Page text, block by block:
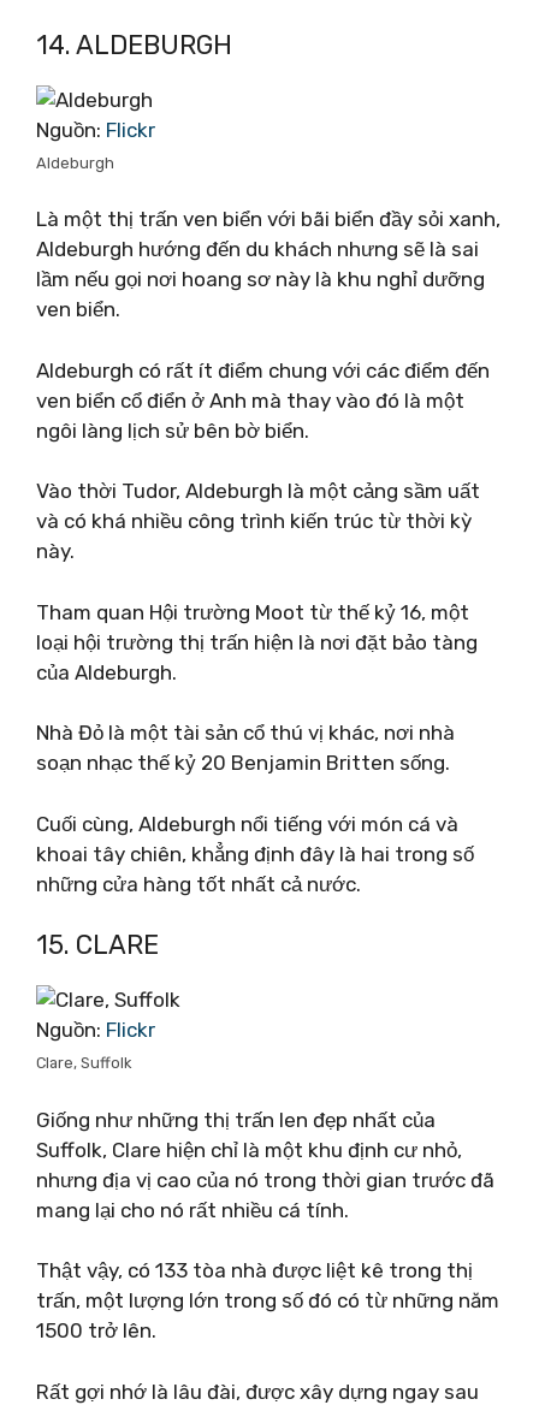
14. ALDEBURGH
Nguồn: Flickr
Aldeburgh
Là một thị trấn ven biển với bãi biển đầy sỏi xanh,
Aldeburgh hướng đến du khách nhưng sẽ là sai
lầm nếu gọi nơi hoang sơ này là khu nghỉ dưỡng
ven biển.
Aldeburgh có rất ít điểm chung với các điểm đến
ven biển cổ điển ở Anh mà thay vào đó là một
ngôi làng lịch sử bên bờ biển.
Vào thời Tudor, Aldeburgh là một cảng sầm uất
và có khá nhiều công trình kiến ​​trúc từ thời kỳ
này.
Tham quan Hội trường Moot từ thế kỷ 16, một
loại hội trường thị trấn hiện là nơi đặt bảo tàng
của Aldeburgh.
Nhà Đỏ là một tài sản cổ thú vị khác, nơi nhà
soạn nhạc thế kỷ 20 Benjamin Britten sống.
Cuối cùng, Aldeburgh nổi tiếng với món cá và
khoai tây chiên, khẳng định đây là hai trong số
những cửa hàng tốt nhất cả nước.
15. CLARE
Nguồn: Flickr
Clare, Suffolk
Giống như những thị trấn len đẹp nhất của
Suffolk, Clare hiện chỉ là một khu định cư nhỏ,
nhưng địa vị cao của nó trong thời gian trước đã
mang lại cho nó rất nhiều cá tính.
Thật vậy, có 133 tòa nhà được liệt kê trong thị
trấn, một lượng lớn trong số đó có từ những năm
1500 trở lên.
Rất gợi nhớ là lâu đài, được xây dựng ngay sau